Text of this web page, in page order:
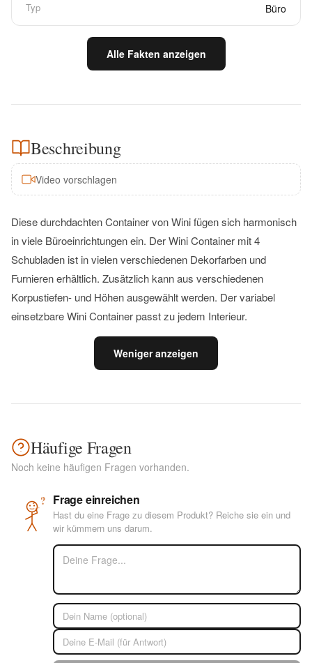
Typ Büro
Alle Fakten anzeigen
Beschreibung
Video vorschlagen
Diese durchdachten Container von Wini fügen sich harmonisch
in viele Büroeinrichtungen ein. Der Wini Container mit 4
Schubladen ist in vielen verschiedenen Dekorfarben und
Furnieren erhältlich. Zusätzlich kann aus verschiedenen
Korpustiefen- und Höhen ausgewählt werden. Der variabel
einsetzbare Wini Container passt zu jedem Interieur.
Weniger anzeigen
Häufige Fragen
Noch keine häufigen Fragen vorhanden.
? Frage einreichen
Hast du eine Frage zu diesem Produkt? Reiche sie ein und
wir kümmern uns darum.